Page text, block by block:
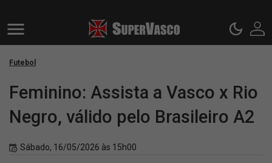
Futebol
Feminino: Assista a Vasco x Rio
Negro, válido pelo Brasileiro A2
Sábado, 16/05/2026 às 15h00